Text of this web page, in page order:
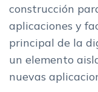
construcción
aplicaciones y
principal de la
un elemento
nuevas